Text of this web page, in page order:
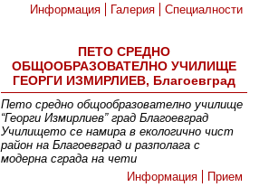
Информация
Галерия Специалности
ПЕТО СРЕДНО
ОБЩООБРАЗОВАТЕЛНО УЧИЛИЩЕ
ГЕОРГИ ИЗМИРЛИЕВ, Благоевград
Пето средно общообразователно училище
“Георги Измирлиев” град Благоевград
Училището се намира в екологично чист
район на Благоевград и разполага с
модерна сграда на чети
Информация
Прием